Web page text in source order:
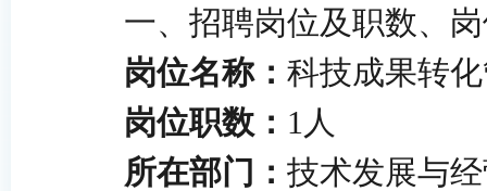
一、招聘岗位及职数、
岗位名称： 科技成果转
岗位职数： 1人
所在部门： 技术发展与